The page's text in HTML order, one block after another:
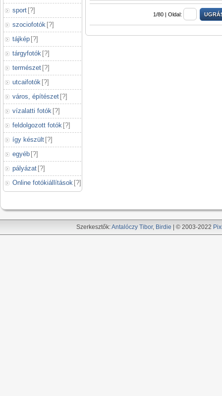
sport [?]
szociofotók [?]
tájkép [?]
tárgyfotók [?]
természet [?]
utcaifotók [?]
város, építészet [?]
vízalatti fotók [?]
feldolgozott fotók [?]
így készült [?]
egyéb [?]
pályázat [?]
Online fotókiállítások [?]
1/80 | Oldal:
Szerkesztők:Antalóczy Tibor, Birdie | © 2003-2022